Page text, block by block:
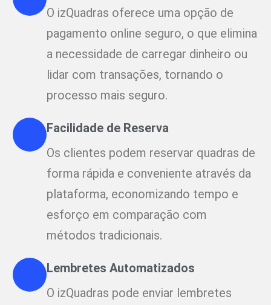
O izQuadras oferece uma opção de
pagamento online seguro, o que elimina
a necessidade de carregar dinheiro ou
lidar com transações, tornando o
processo mais seguro.
Facilidade de Reserva
Os clientes podem reservar quadras de
forma rápida e conveniente através da
plataforma, economizando tempo e
esforço em comparação com
métodos tradicionais.
Lembretes Automatizados
O izQuadras pode enviar lembretes